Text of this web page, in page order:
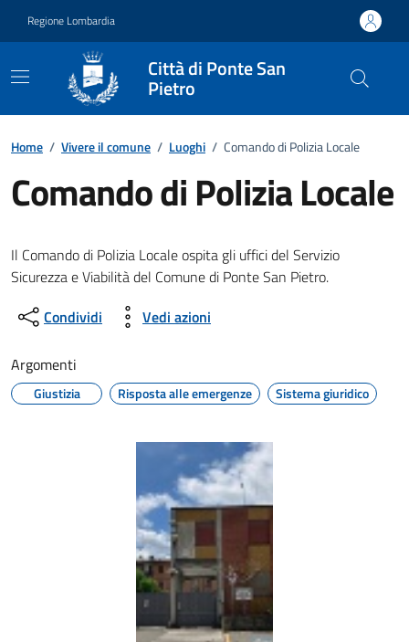
Regione Lombardia
Città di Ponte San
Pietro
Home / Vivere il comune / Luoghi / Comando di Polizia Locale
Comando di Polizia Locale
Il Comando di Polizia Locale ospita gli uffici del Servizio
Sicurezza e Viabilità del Comune di Ponte San Pietro.
Condividi
Vedi azioni
Argomenti
Giustizia Risposta alle emergenze Sistema giuridico